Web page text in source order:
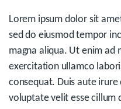
Lorem ipsum dolor sit
sed do eiusmod tempor
magna aliqua. Ut enim ad
exercitation ullamco
consequat. Duis aute
voluptate velit esse cillum